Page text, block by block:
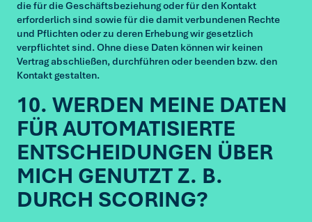
die für die Geschäftsbeziehung oder für den Kontakt
erforderlich sind sowie für die damit verbundenen Rechte
und Pflichten oder zu deren Erhebung wir gesetzlich
verpflichtet sind. Ohne diese Daten können wir keinen
Vertrag abschließen, durchführen oder beenden bzw. den
Kontakt gestalten.
10. WERDEN MEINE DATEN
FÜR AUTOMATISIERTE
ENTSCHEIDUNGEN ÜBER
MICH GENUTZT Z. B.
DURCH SCORING?